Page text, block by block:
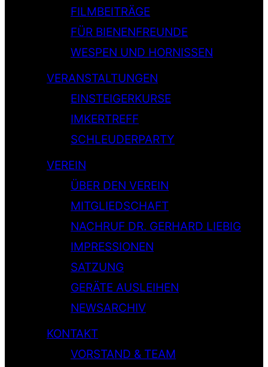
FILMBEITRÄGE
FÜR BIENENFREUNDE
WESPEN UND HORNISSEN
VERANSTALTUNGEN
EINSTEIGERKURSE
IMKERTREFF
SCHLEUDERPARTY
VEREIN
ÜBER DEN VEREIN
MITGLIEDSCHAFT
NACHRUF DR. GERHARD LIEBIG
IMPRESSIONEN
SATZUNG
GERÄTE AUSLEIHEN
NEWSARCHIV
KONTAKT
VORSTAND & TEAM